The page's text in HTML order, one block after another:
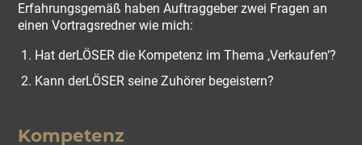
Erfahrungsgemäß haben Auftraggeber zwei Fragen an
einen Vortragsredner wie mich:
Hat derLÖSER die Kompetenz im Thema ‚Verkaufen‘?
Kann derLÖSER seine Zuhörer begeistern?
Kompetenz